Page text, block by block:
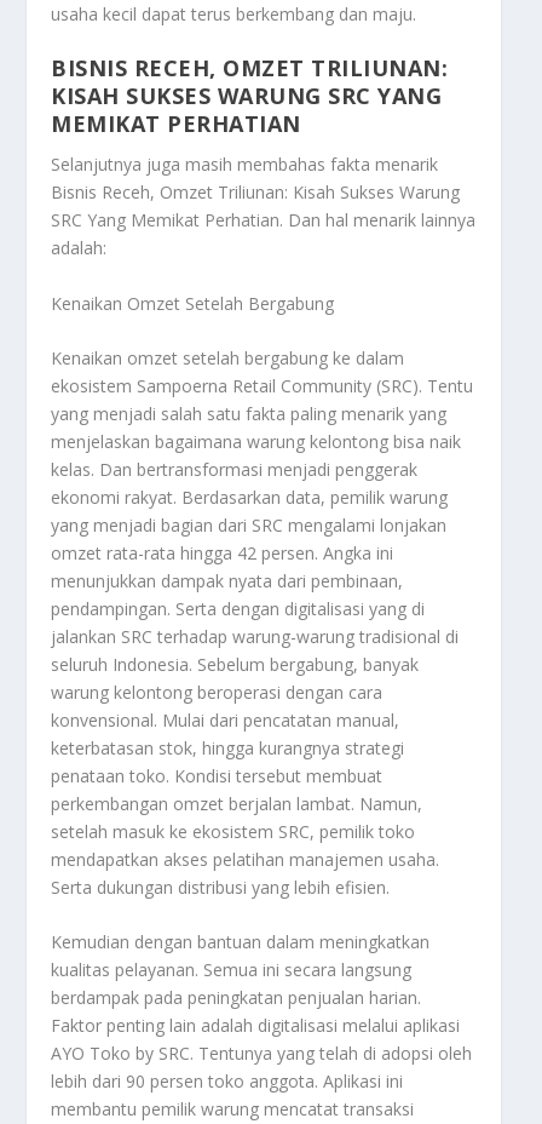
usaha kecil dapat terus berkembang dan maju.
BISNIS RECEH, OMZET TRILIUNAN:
KISAH SUKSES WARUNG SRC YANG
MEMIKAT PERHATIAN
Selanjutnya juga masih membahas fakta menarik
Bisnis Receh, Omzet Triliunan: Kisah Sukses Warung
SRC Yang Memikat Perhatian. Dan hal menarik lainnya
adalah:
Kenaikan Omzet Setelah Bergabung
Kenaikan omzet setelah bergabung ke dalam
ekosistem Sampoerna Retail Community (SRC). Tentu
yang menjadi salah satu fakta paling menarik yang
menjelaskan bagaimana warung kelontong bisa naik
kelas. Dan bertransformasi menjadi penggerak
ekonomi rakyat. Berdasarkan data, pemilik warung
yang menjadi bagian dari SRC mengalami lonjakan
omzet rata-rata hingga 42 persen. Angka ini
menunjukkan dampak nyata dari pembinaan,
pendampingan. Serta dengan digitalisasi yang di
jalankan SRC terhadap warung-warung tradisional di
seluruh Indonesia. Sebelum bergabung, banyak
warung kelontong beroperasi dengan cara
konvensional. Mulai dari pencatatan manual,
keterbatasan stok, hingga kurangnya strategi
penataan toko. Kondisi tersebut membuat
perkembangan omzet berjalan lambat. Namun,
setelah masuk ke ekosistem SRC, pemilik toko
mendapatkan akses pelatihan manajemen usaha.
Serta dukungan distribusi yang lebih efisien.
Kemudian dengan bantuan dalam meningkatkan
kualitas pelayanan. Semua ini secara langsung
berdampak pada peningkatan penjualan harian.
Faktor penting lain adalah digitalisasi melalui aplikasi
AYO Toko by SRC. Tentunya yang telah di adopsi oleh
lebih dari 90 persen toko anggota. Aplikasi ini
membantu pemilik warung mencatat transaksi